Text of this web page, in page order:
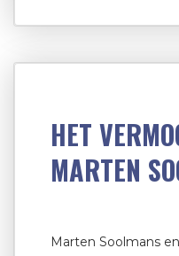
HET
MARTEN
Marten Soolmans